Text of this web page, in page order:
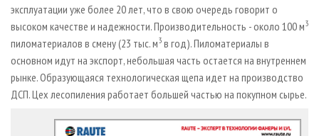
эксплуатации уже более 20 лет, что в свою очередь говорит о
высоком качестве и надежности. Производительность - около 100 м3
пиломатериалов в смену (23 тыс. м3 в год). Пиломатериалы в
основном идут на экспорт, небольшая часть остается на внутреннем
рынке. Образующаяся технологическая щепа идет на производство
ДСП. Цех лесопиления работает большей частью на покупном сырье.